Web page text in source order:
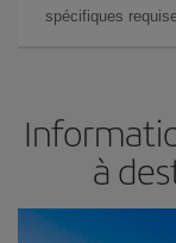
spécifiques
à